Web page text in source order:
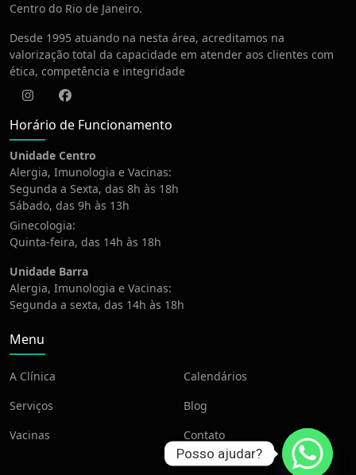
Centro do Rio de Janeiro.
Desde 1995 atuando na nesta área, acreditamos na
valorização total da capacidade em atender aos clientes com
ética, competência e integridade
InstagramFacebook
Horário de Funcionamento
Unidade Centro
Alergia, Imunologia e Vacinas:
Segunda a Sexta, das 8h às 18h
Sábado, das 9h às 13h
Ginecologia:
Quinta-feira, das 14h às 18h
Unidade Barra
Alergia, Imunologia e Vacinas:
Segunda a sexta, das 14h às 18h
Menu
A Clínica
Serviços
Vacinas
Calendários
Blog
Contato
Posso ajudar?